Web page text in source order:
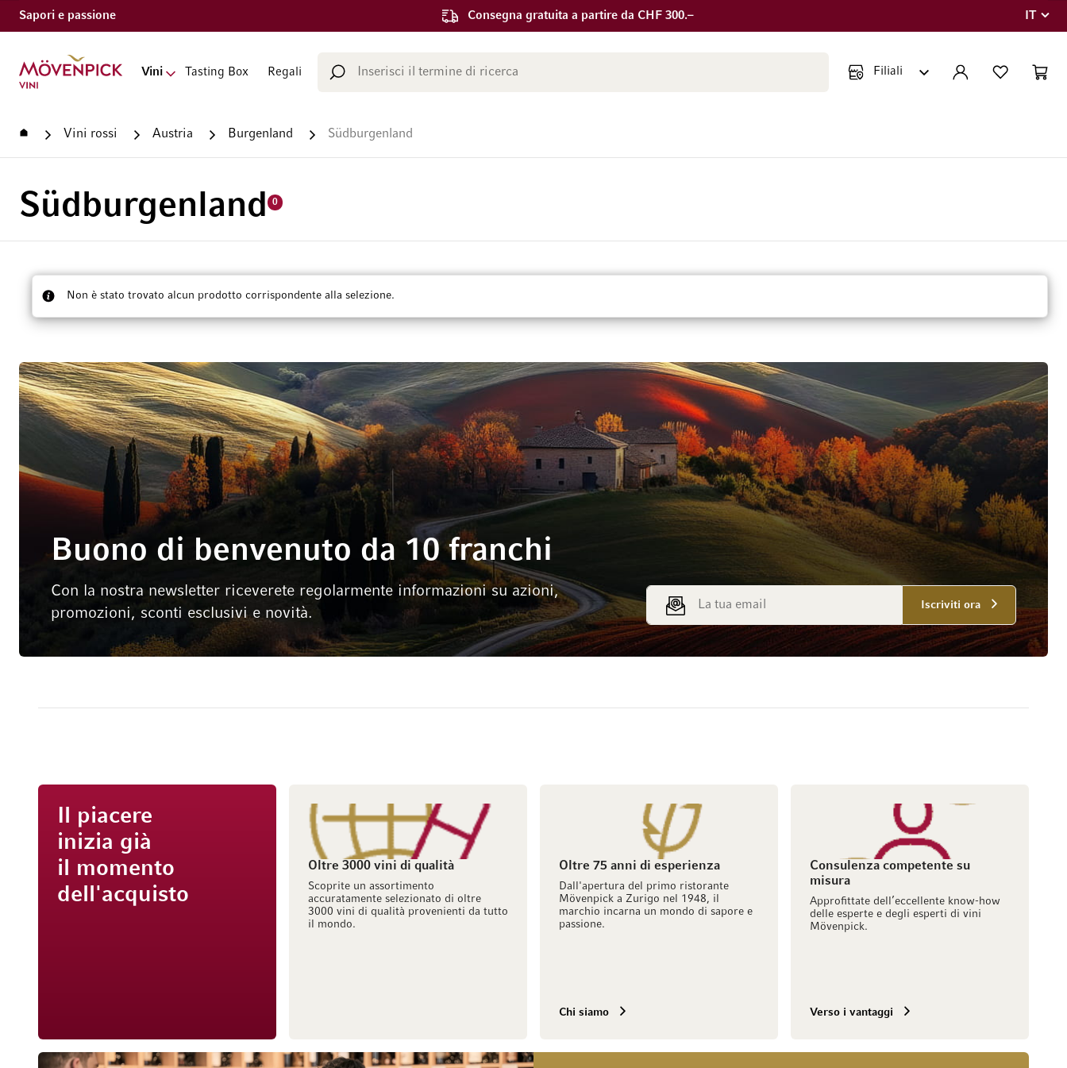
Sapori e passione Consegna gratuita a partire da CHF 300.–
Lingua
IT
Vai alla Home Page
Vini Tasting Box Regali
Cerca ACCOUNT LISTA DEI CART
Home Vini rossi Austria Burgenland Südburgenland
Südburgenland 0
Non è stato trovato alcun prodotto corrispondente alla selezione.
Buono di benvenuto da 10 franchi
Con la nostra newsletter riceverete regolarmente informazioni su azioni,
promozioni, sconti esclusivi e novità.
Indirizzo email
Iscriviti ora
Il piacere
inizia già
il momento
dell'acquisto
Oltre 3000 vini di qualità
Scoprite un assortimento
accuratamente selezionato di oltre
3000 vini di qualità provenienti da tutto
il mondo.
Oltre 75 anni di esperienza
Dall'apertura del primo ristorante
Mövenpick a Zurigo nel 1948, il
marchio incarna un mondo di sapore e
passione.
Chi siamo
Consulenza competente su
misura
Approfittate dell’eccellente know-how
delle esperte e degli esperti di vini
Mövenpick.
Verso i vantaggi